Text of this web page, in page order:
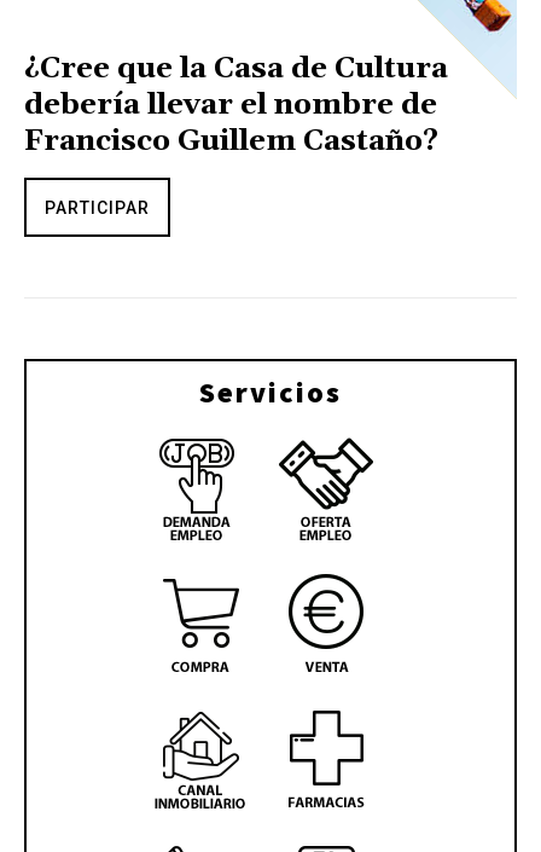
¿Cree que la Casa de Cultura
debería llevar el nombre de
Francisco Guillem Castaño?
PARTICIPAR
Servicios